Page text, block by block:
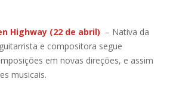
Highway (22 de abril) – Nativa da
e compositora segue
em novas direções, e assim
musicais.